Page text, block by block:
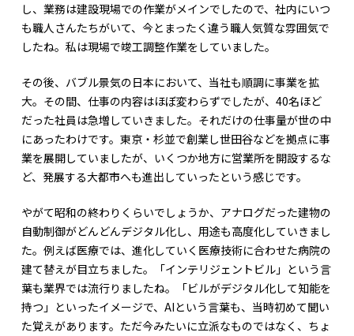
し、業務は建設現場での作業がメインでしたので、社内にいつ
も職人さんたちがいて、今とまったく違う職人気質な雰囲気で
したね。私は現場で竣工調整作業をしていました。
その後、バブル景気の日本において、当社も順調に事業を拡
大。その間、仕事の内容はほぼ変わらずでしたが、40名ほど
だった社員は急増していきました。それだけの仕事量が世の中
にあったわけです。東京・杉並で創業し世田谷などを拠点に事
業を展開していましたが、いくつか地方に営業所を開設するな
ど、発展する大都市へも進出していったという感じです。
やがて昭和の終わりくらいでしょうか、アナログだった建物の
自動制御がどんどんデジタル化し、用途も高度化していきまし
た。例えば医療では、進化していく医療技術に合わせた病院の
建て替えが目立ちました。「インテリジェントビル」という言
葉も業界では流行りましたね。「ビルがデジタル化して知能を
持つ」といったイメージで、AIという言葉も、当時初めて聞い
た覚えがあります。ただ今みたいに立派なものではなく、ちょ